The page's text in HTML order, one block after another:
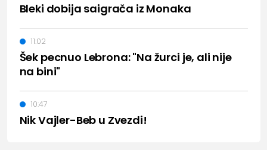
Bleki dobija saigrača iz Monaka
Šek pecnuo Lebrona: "Na žurci je, ali nije
na bini"
11:02
Nik Vajler-Beb u Zvezdi!
10:47